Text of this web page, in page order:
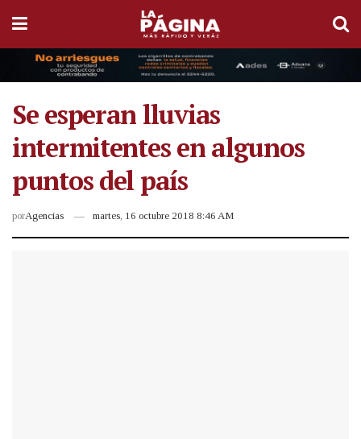
Se esperan lluvias
intermitentes en algunos
puntos del país
porAgencias martes, 16 octubre 2018 8:46 AM